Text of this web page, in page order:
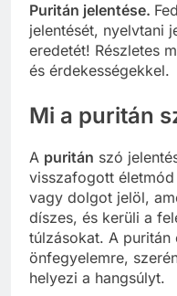
Puritán jelentése.
jelentését, nyelvtani
eredetét! Részletes
és érdekességekkel.
Mi a puritán
A puritán szó
visszafogott
vagy dolgot jelöl,
díszes, és kerüli a
túlzásokat. A puritán
önfegyelemre,
helyezi a hangsúlyt.